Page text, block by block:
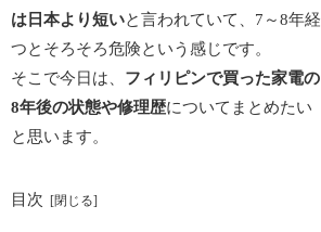
は日本より短いと言われていて、 7～8年経
つとそろそろ危険という感じです。
そこで今日は、 フィリピンで買った家電の
8年後の状態や修理歴についてまとめたい
と思います。
目次